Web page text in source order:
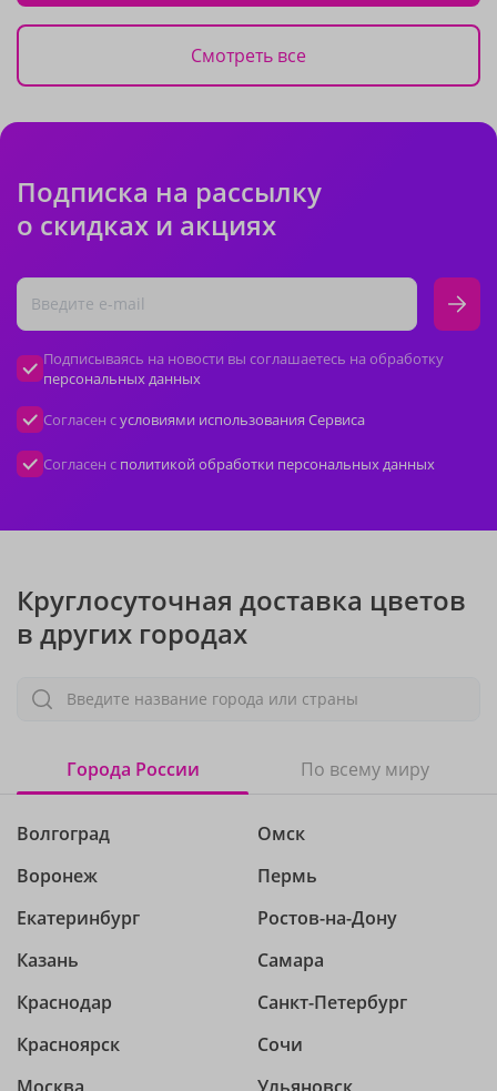
Смотреть все
Подписка на рассылку
о скидках и акциях
Подписываясь на новости вы соглашаетесь на обработку
персональных данных
Согласен сусловиями использования Сервиса
Согласен с политикой обработки персональных данных
Круглосуточная доставка цветов
в других городах
Введите название города или страны
Города России По всему миру
Волгоград
Воронеж
Екатеринбург
Казань
Краснодар
Красноярск
Омск
Пермь
Ростов-на-Дону
Самара
Санкт-Петербург
Сочи